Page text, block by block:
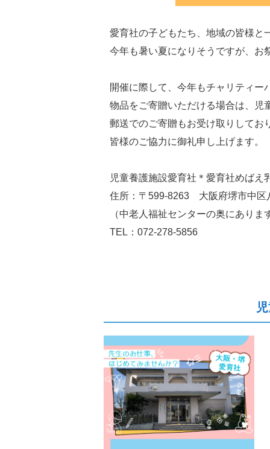
愛育社の子どもたち、地域の皆様と
今年も暑い夏になりそうですが、お
開催に際して、今年もチャリティー
物品をご寄贈いただける場合は、児
郵送でのご寄贈もお受け取りしてお
皆様のご協力に御礼申し上げます。
児童養護施設愛育社＊愛育社めばえ
住所：〒599-8263 大阪府堺市中区
（中老人福祉センターの奥にありま
TEL：072-278-5856